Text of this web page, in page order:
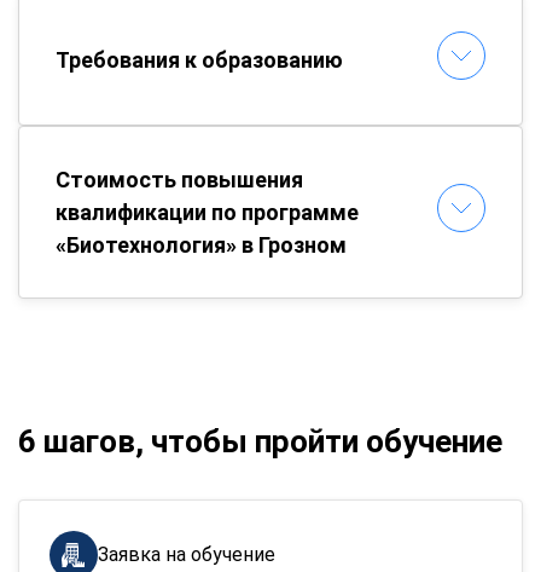
Требования к образованию
Стоимость повышения
квалификации по программе
«Биотехнология» в Грозном
6 шагов, чтобы пройти обучение
Заявка на обучение